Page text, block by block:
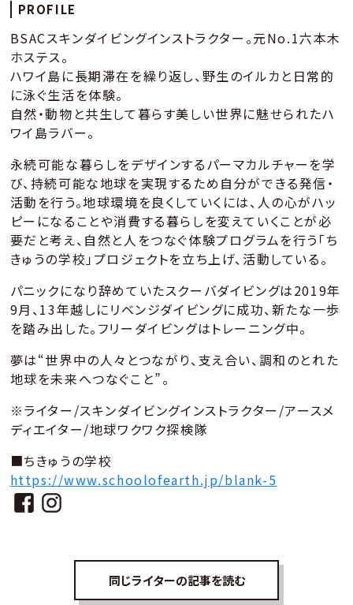
PROFILE
BSACスキンダイビングインストラクター。元No.1六本木
ホステス。
ハワイ島に長期滞在を繰り返し、野生のイルカと日常的
に泳ぐ生活を体験。
自然・動物と共生して暮らす美しい世界に魅せられたハ
ワイ島ラバー。
永続可能な暮らしをデザインするパーマカルチャーを学
び、持続可能な地球を実現するため自分ができる発信・
活動を行う。地球環境を良くしていくには、人の心がハッ
ピーになることや消費する暮らしを変えていくことが必
要だと考え、自然と人をつなぐ体験プログラムを行う「ち
きゅうの学校」プロジェクトを立ち上げ、活動している。
パニックになり辞めていたスクーバダイビングは2019年
9月、13年越しにリベンジダイビングに成功、新たな一歩
を踏み出した。フリーダイビングはトレーニング中。
夢は“世界中の人々とつながり、支え合い、調和のとれた
地球を未来へつなぐこと”。
※ライター/スキンダイビングインストラクター/アースメ
ディエイター/地球ワクワク探検隊
■ちきゅうの学校
https://www.schoolofearth.jp/blank-5
同じライターの記事を読む